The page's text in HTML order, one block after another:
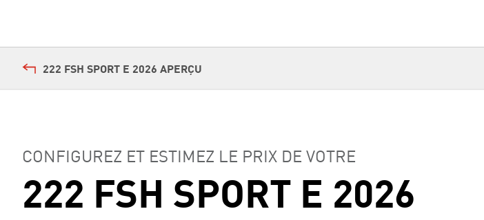
222 FSH SPORT E 2026 APERÇU
CONFIGUREZ ET ESTIMEZ LE PRIX DE VOTRE
222 FSH SPORT E 2026